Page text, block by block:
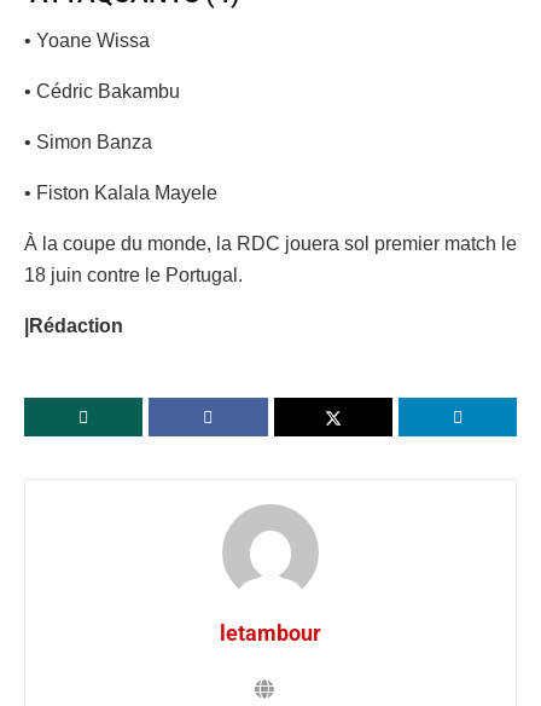
• Yoane Wissa
• Cédric Bakambu
• Simon Banza
• Fiston Kalala Mayele
À la coupe du monde, la RDC jouera sol premier match le
18 juin contre le Portugal.
|Rédaction
letambour